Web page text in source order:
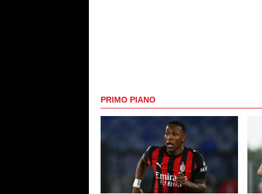
PRIMO PIANO